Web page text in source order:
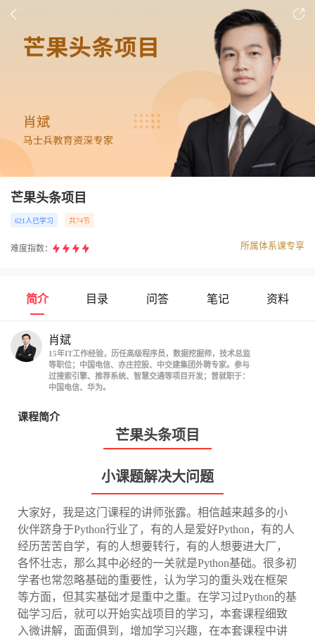
芒果头条项目
621人已学习 共74节
难度指数： 所属体系课专享
简介 目录 问答 笔记 资料
肖斌
15年IT工作经验，历任高级程序员，数据挖掘师，技术总监
等职位；中国电信、亦庄控股、中交建集团外聘专家。参与
过搜索引擎、推荐系统、智慧交通等项目开发；曾就职于：
中国电信、华为。
课程简介
芒果头条项目
小课题解决大问题
大家好，我是这门课程的讲师张露。相信越来越多的小
伙伴跻身于Python行业了，有的人是爱好Python，有的人
经历苦苦自学，有的人想要转行，有的人想要进大厂，
各怀壮志，那么其中必经的一关就是Python基础。很多初
学者也常忽略基础的重要性，认为学习的重头戏在框架
等方面，但其实基础才是重中之重。在学习过Python的基
础学习后，就可以开始实战项目的学习，本套课程细致
入微讲解，面面俱到，增加学习兴趣，在本套课程中讲